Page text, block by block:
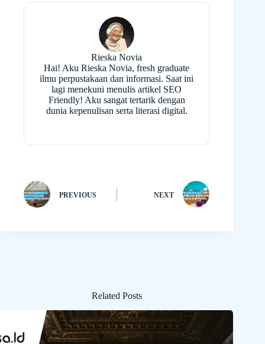
Rieska Novia
Hai! Aku Rieska Novia, fresh graduate
ilmu perpustakaan dan informasi. Saat ini
lagi menekuni menulis artikel SEO
Friendly! Aku sangat tertarik dengan
dunia kepenulisan serta literasi digital.
PREVIOUS NEXT
Related Posts